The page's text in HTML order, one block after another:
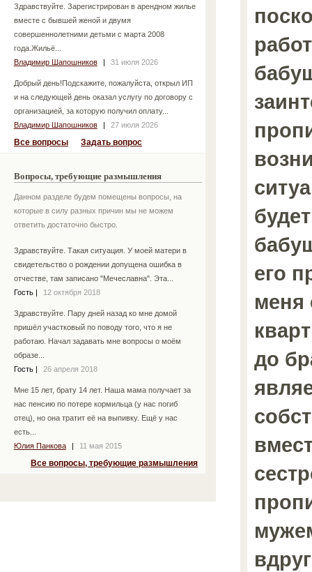
Здравствуйте. Зарегистрирован в арендном жилье
вместе с бывшей женой и двумя
совершеннолетними детьми с марта 2008
года.Жильё...
Владимир Шапошников
| 31 июля 2026
Добрый день!Подскажите, пожалуйста, открыл ИП
и на следующей день оказал услугу по договору с
организацией, за которую получил оплату...
Владимир Шапошников
| 27 июля 2026
Все вопросы Задать вопрос
Вопросы, требующие размышления
Данном разделе будем помещены вопросы, на
которые в силу разных причин мы не можем
ответить достаточно быстро.
Здравствуйте. Такая ситуация. У моей матери в
свидетельство о рождении допущена ошибка в
отчестве, там записано "Мечеславна". Эта...
Гость
12 октября 2018
Здравствуйте. Пару дней назад ко мне домой
пришёл участковый по поводу того, что я не
работаю. Начал задавать мне вопросы о моём
образе...
Гость
26 апреля 2018
Мне 15 лет, брату 14 лет. Наша мама получает за
нас пенсию по потере кормильца (у нас погиб
отец), но она тратит её на выпивку. Ещё у нас
есть...
Юлия Панкова
11 мая 2015
Все вопросы, требующие размышления
его
меня
до